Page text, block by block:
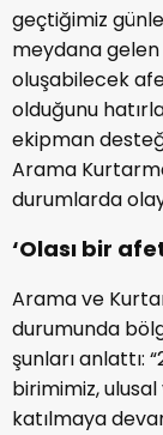
geçtiğimiz
meydana gelen
oluşabilecek
olduğunu
ekipman
Arama
durumlarda
‘Olası bir
Arama ve
durumunda
şunları anlattı:
birimimiz,
katılmaya